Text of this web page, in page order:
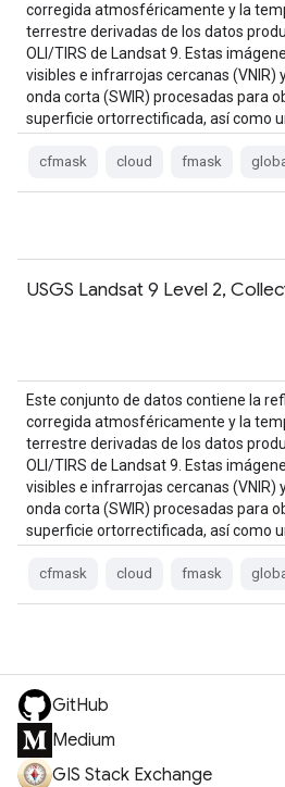
corregida atmosféricamente y la
terrestre derivadas de los datos
OLI/TIRS de Landsat 9. Estas
visibles e infrarrojas cercanas (VNIR)
onda corta (SWIR) procesadas para
superficie ortorrectificada, así como
cfmask cloud fmask
USGS Landsat 9 Level 2,
Este conjunto de datos contiene la
corregida atmosféricamente y la
terrestre derivadas de los datos
OLI/TIRS de Landsat 9. Estas
visibles e infrarrojas cercanas (VNIR)
onda corta (SWIR) procesadas para
superficie ortorrectificada, así como
cfmask cloud fmask
GitHub
Medium
GIS Stack Exchange